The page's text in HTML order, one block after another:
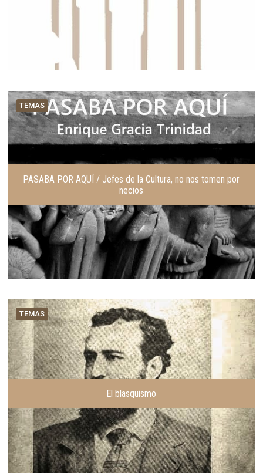
TEMAS
PASABA POR AQUÍ / Jefes de la Cultura, no nos tomen por
necios
TEMAS
El blasquismo